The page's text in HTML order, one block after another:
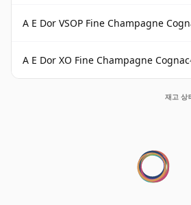
A E Dor VSOP Fine Champagne
A E Dor XO Fine Champagne Cognac
재고 상